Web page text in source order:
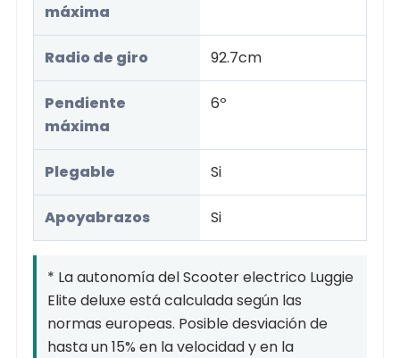
máxima
Radio de giro 92.7cm
Pendiente
máxima
6º
Plegable Si
Apoyabrazos Si
* La autonomía del Scooter electrico Luggie
Elite deluxe está calculada según las
normas europeas. Posible desviación de
hasta un 15% en la velocidad y en la